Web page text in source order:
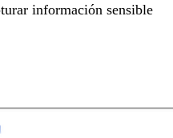
información sensible